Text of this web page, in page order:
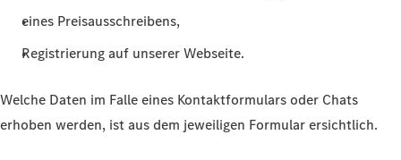
eines Preisausschreibens,
Registrierung auf unserer Webseite.
Welche Daten im Falle eines Kontaktformulars oder Chats
erhoben werden, ist aus dem jeweiligen Formular ersichtlich.